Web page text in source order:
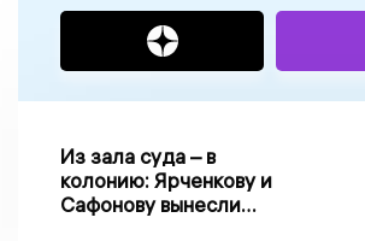
Из зала суда – в
колонию: Ярченкову и
Сафонову вынесли